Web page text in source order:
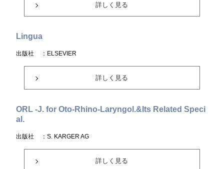
詳しく見る
Lingua
出版社 ：ELSEVIER
詳しく見る
ORL -J. for Oto-Rhino-Laryngol.&Its Related Speci
al.
出版社 ：S. KARGER AG
詳しく見る